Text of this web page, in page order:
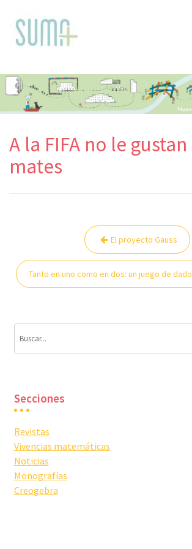
content
A la FIFA no le
mates
entradas
El proyecto Gauss
Tanto en uno como en dos: un juego de
Secciones
Revistas
Vivencias matemáticas
Noticias
Monografías
Creogebra